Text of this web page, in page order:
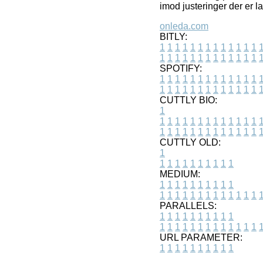
imod justeringer der er
onleda.com
BITLY:
1 1 1 1 1 1 1 1 1 1 1 1 1 1
1 1 1 1 1 1 1 1 1 1 1 1 1 1
SPOTIFY:
1 1 1 1 1 1 1 1 1 1 1 1 1 1
1 1 1 1 1 1 1 1 1 1 1 1 1 1
CUTTLY BIO:
1
1 1 1 1 1 1 1 1 1 1 1 1 1 1
1 1 1 1 1 1 1 1 1 1 1 1 1 1
CUTTLY OLD:
1
1 1 1 1 1 1 1 1 1 1
MEDIUM:
1 1 1 1 1 1 1 1 1 1
1 1 1 1 1 1 1 1 1 1 1 1 1 1
PARALLELS:
1 1 1 1 1 1 1 1 1 1
1 1 1 1 1 1 1 1 1 1 1 1 1 1
URL PARAMETER:
1 1 1 1 1 1 1 1 1 1